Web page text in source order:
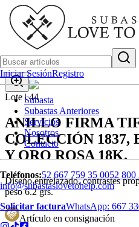
Iniciar SesiónRegistro
Subasta
Subastas Anteriores
Servicios
Nosotros
Contacto
Teléfonos:52 667 759 35 0052 800
info@subastaslovetohelp.com
Solicitar facturaWhatsApp: 667
Lote |44
ANILLO FIRMA
COLECCIÓN 1837,
Y ORO ROSA 18K.
Diseńo entrelazado, contrastes
peso 6.2 grs.
Artículo en consignación